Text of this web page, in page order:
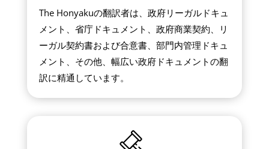
The Honyakuの翻訳者は、政府リーガルドキュ
メント、省庁ドキュメント、政府商業契約、リ
ーガル契約書および合意書、部門内管理ドキュ
メント、その他、幅広い政府ドキュメントの翻
訳に精通しています。